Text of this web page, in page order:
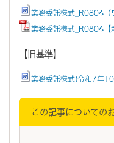
業務委託様式_R0804（
業務委託様式_R0804【
【旧基準】
業務委託様式(令和7年
この記事についての